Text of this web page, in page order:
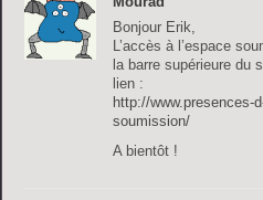
Bonjour Erik,
L’accès à l’espace
la barre supérieure du
lien :
http://www.presences-
soumission/
A bientôt !